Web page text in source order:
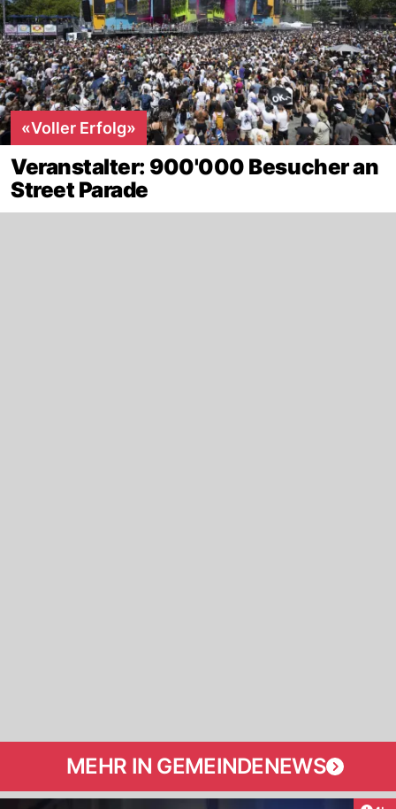
«Voller Erfolg»
Veranstalter: 900'000 Besucher an
Street Parade
MEHR IN GEMEINDENEWS